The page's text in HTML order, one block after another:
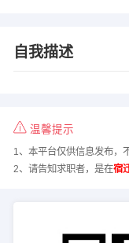
自我描述
温馨提示
1、本平台仅供信息发布，
2、请告知求职者，是在宿